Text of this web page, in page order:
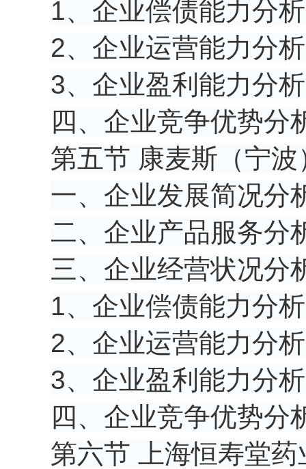
1、企业偿债能力分析
2、企业运营能力分析
3、企业盈利能力分析
四、企业竞争优势分
第五节 康麦斯（宁
一、企业发展简况分
二、企业产品服务分
三、企业经营状况分
1、企业偿债能力分析
2、企业运营能力分析
3、企业盈利能力分析
四、企业竞争优势分
第六节 上海恒寿堂